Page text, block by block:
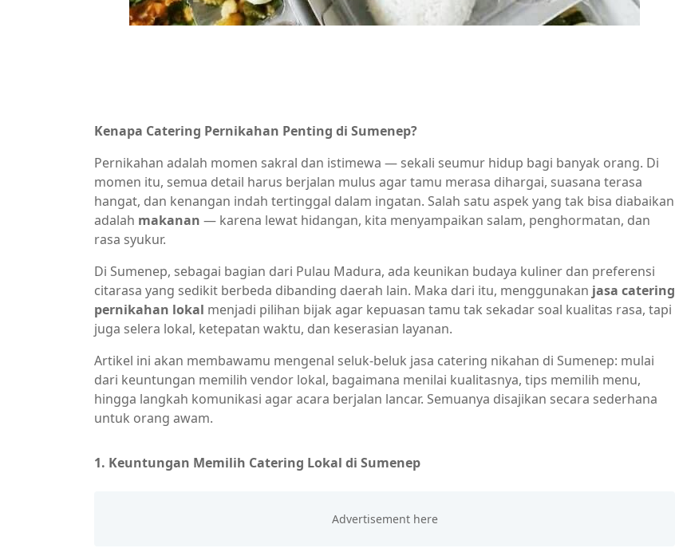
Kenapa Catering Pernikahan Penting di Sumenep?
Pernikahan adalah momen sakral dan istimewa — sekali seumur hidup bagi banyak orang. Di
momen itu, semua detail harus berjalan mulus agar tamu merasa dihargai, suasana terasa
hangat, dan kenangan indah tertinggal dalam ingatan. Salah satu aspek yang tak bisa diabaikan
adalah makanan — karena lewat hidangan, kita menyampaikan salam, penghormatan, dan
rasa syukur.
Di Sumenep, sebagai bagian dari Pulau Madura, ada keunikan budaya kuliner dan preferensi
citarasa yang sedikit berbeda dibanding daerah lain. Maka dari itu, menggunakan jasa catering
pernikahan lokal menjadi pilihan bijak agar kepuasan tamu tak sekadar soal kualitas rasa, tapi
juga selera lokal, ketepatan waktu, dan keserasian layanan.
Artikel ini akan membawamu mengenal seluk-beluk jasa catering nikahan di Sumenep: mulai
dari keuntungan memilih vendor lokal, bagaimana menilai kualitasnya, tips memilih menu,
hingga langkah komunikasi agar acara berjalan lancar. Semuanya disajikan secara sederhana
untuk orang awam.
1. Keuntungan Memilih Catering Lokal di Sumenep